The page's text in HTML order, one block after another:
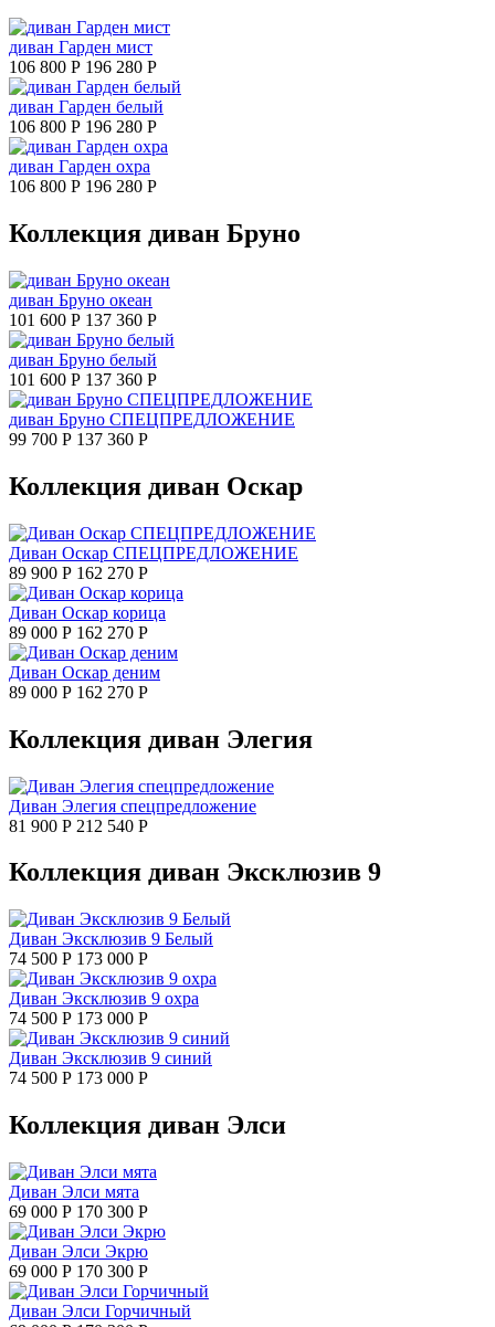
диван Гарден мист
106 800 Р 196 280 Р
диван Гарден белый
106 800 Р 196 280 Р
диван Гарден охра
106 800 Р 196 280 Р
Коллекция диван Бруно
диван Бруно океан
101 600 Р 137 360 Р
диван Бруно белый
101 600 Р 137 360 Р
диван Бруно СПЕЦПРЕДЛОЖЕНИЕ
99 700 Р 137 360 Р
Коллекция диван Оскар
Диван Оскар СПЕЦПРЕДЛОЖЕНИЕ
89 900 Р 162 270 Р
Диван Оскар корица
89 000 Р 162 270 Р
Диван Оскар деним
89 000 Р 162 270 Р
Коллекция диван Элегия
Диван Элегия спецпредложение
81 900 Р 212 540 Р
Коллекция диван Эксклюзив 9
Диван Эксклюзив 9 Белый
74 500 Р 173 000 Р
Диван Эксклюзив 9 охра
74 500 Р 173 000 Р
Диван Эксклюзив 9 синий
74 500 Р 173 000 Р
Коллекция диван Элси
Диван Элси мята
69 000 Р 170 300 Р
Диван Элси Экрю
69 000 Р 170 300 Р
Диван Элси Горчичный